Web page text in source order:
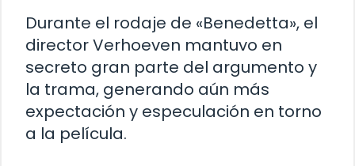
Durante el rodaje de «Benedetta», el
director Verhoeven mantuvo en
secreto gran parte del argumento y
la trama, generando aún más
expectación y especulación en torno
a la película.